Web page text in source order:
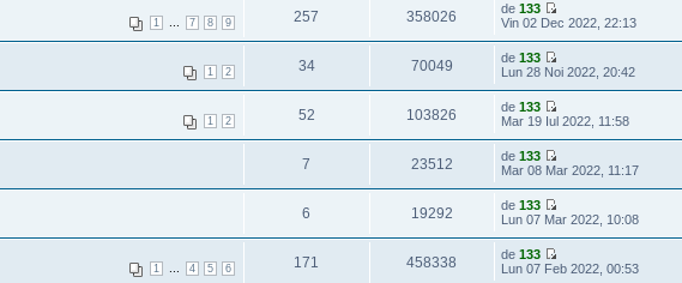
1 7 8 9 257 358026 de133
Vin 02 Dec 2022, 22:13
1 2 34 70049 de133
Lun 28 Noi 2022, 20:42
1 2 52 103826 de133
Mar 19 Iul 2022, 11:58
7 23512 de133
Mar 08 Mar 2022, 11:17
6 19292 de133
Lun 07 Mar 2022, 10:08
1 4 5 6 171 458338 de133
Lun 07 Feb 2022, 00:53